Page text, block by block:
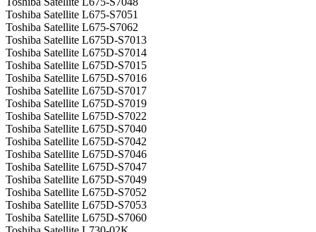
Toshiba Satellite L675-S7051
Toshiba Satellite L675-S7062
Toshiba Satellite L675D-S7013
Toshiba Satellite L675D-S7014
Toshiba Satellite L675D-S7015
Toshiba Satellite L675D-S7016
Toshiba Satellite L675D-S7017
Toshiba Satellite L675D-S7019
Toshiba Satellite L675D-S7022
Toshiba Satellite L675D-S7040
Toshiba Satellite L675D-S7042
Toshiba Satellite L675D-S7046
Toshiba Satellite L675D-S7047
Toshiba Satellite L675D-S7049
Toshiba Satellite L675D-S7052
Toshiba Satellite L675D-S7053
Toshiba Satellite L675D-S7060